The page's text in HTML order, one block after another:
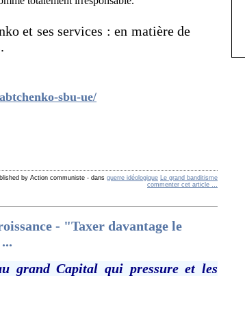
et ses services : en matière de
sbu-ue/
by Action communiste - dansguerre idéologique Le grand banditisme
commenter cet article …
- "Taxer davantage le
grand Capital qui pressure et les